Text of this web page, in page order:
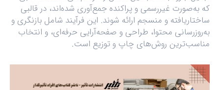
که به‌صورت غیررسمی و پراکنده جمع‌آوری شده‌اند، در قالبی
ساختاریافته و منسجم ارائه شوند. این فرآیند شامل بازنگری و
به‌روزرسانی محتوا، طراحی و صفحه‌آرایی حرفه‌ای، و انتخاب
مناسب‌ترین روش‌های چاپ و توزیع است.